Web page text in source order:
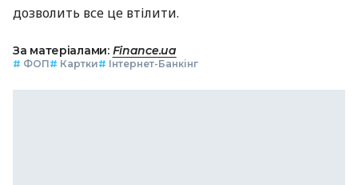
дозволить все це втілити.
За матеріалами: Finance.ua
# ФОП# Картки# Інтернет-Банкінг